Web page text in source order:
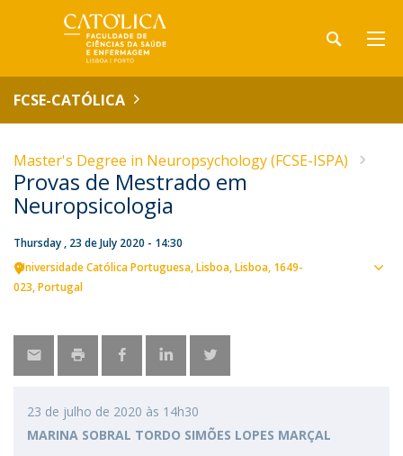
FCSE-CATÓLICA
Master's Degree in Neuropsychology (FCSE-ISPA)
Provas de Mestrado em
Neuropsicologia
Thursday , 23 de July 2020 - 14:30
Universidade Católica Portuguesa Lisboa Lisboa 1649-
023 Portugal
23 de julho de 2020 às 14h30
MARINA SOBRAL TORDO SIMÕES LOPES MARÇAL